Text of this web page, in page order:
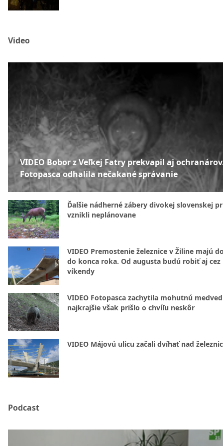
Video
VIDEO Bobor z Veľkej Fatry prekvapil aj
Fotopasca odhalila nečakané správanie
Ďalšie nádherné zábery divokej slovenskej
vznikli neplánovane
VIDEO Premostenie železnice v Žiline majú
do konca roka. Od augusta budú robiť aj cez
víkendy
VIDEO Fotopasca zachytila mohutnú
najkrajšie však prišlo o chvíľu neskôr
VIDEO Májovú ulicu začali dvíhať nad
Podcast